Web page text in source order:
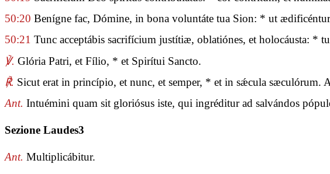
50:20 Benígne fac, Dómine, in bona voluntáte tua Sion: * ut
50:21 Tunc acceptábis sacrifícium justítiæ, oblatiónes, et holocáusta: *
℣. Glória Patri, et Fílio, * et Spirítui Sancto.
℟. Sicut erat in princípio, et nunc, et semper, * et in sǽcula sæculórum.
Ant. Intuémini quam sit gloriósus iste, qui ingréditur ad salvándos
Sezione Laudes3
Ant. Multiplicábitur.